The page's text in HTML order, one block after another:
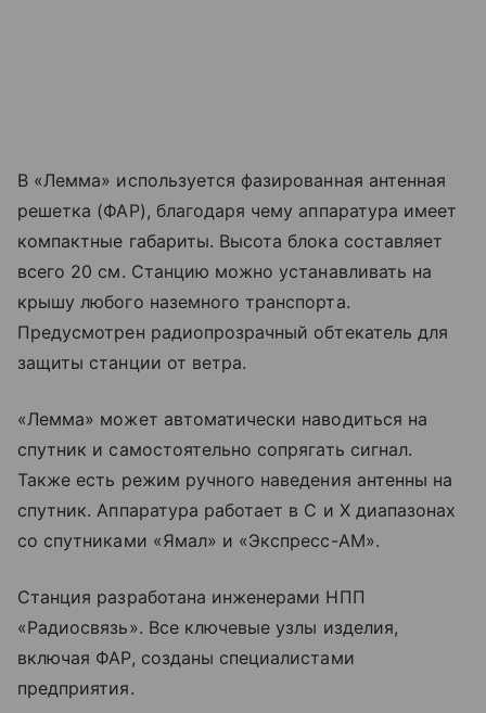
В «Лемма» используется фазированная антенная
решетка (ФАР), благодаря чему аппаратура имеет
компактные габариты. Высота блока составляет
всего 20 см. Станцию можно устанавливать на
крышу любого наземного транспорта.
Предусмотрен радиопрозрачный обтекатель для
защиты станции от ветра.
«Лемма» может автоматически наводиться на
спутник и самостоятельно сопрягать сигнал.
Также есть режим ручного наведения антенны на
спутник. Аппаратура работает в С и Х диапазонах
со спутниками «Ямал» и «Экспресс-АМ».
Станция разработана инженерами НПП
«Радиосвязь». Все ключевые узлы изделия,
включая ФАР, созданы специалистами
предприятия.